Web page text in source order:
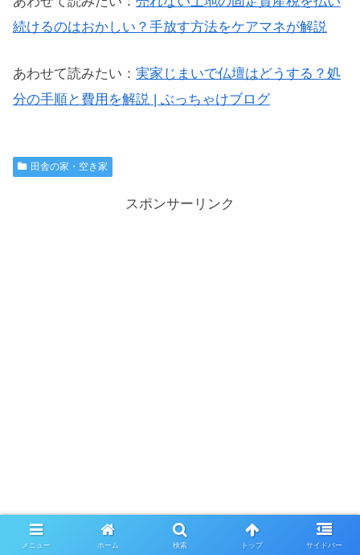
続けるのはおかしい？手放す方法をケアマネが解説
あわせて読みたい： 実家じまいで仏壇はどうする？処
分の手順と費用を解説 | ぶっちゃけブログ
田舎の家・空き家
スポンサーリンク
メニュー ホーム 検索 トップ サイドバー